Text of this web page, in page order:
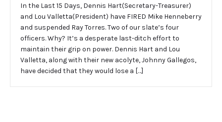
In the Last 15 Days, Dennis Hart(Secretary-Treasurer)
and Lou Valletta(President) have FIRED Mike Henneberry
and suspended Ray Torres. Two of our slate’s four
officers. Why? It’s a desperate last-ditch effort to
maintain their grip on power. Dennis Hart and Lou
Valletta, along with their new acolyte, Johnny Gallegos,
have decided that they would lose a […]